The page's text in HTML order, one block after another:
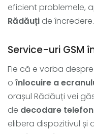
eficient problemele,
Rădăuți de încredere.
Service-uri GSM
Fie că e vorba
o înlocuire a
orașul Rădăuți vei
de decodare telefon
elibera dispozitivul și